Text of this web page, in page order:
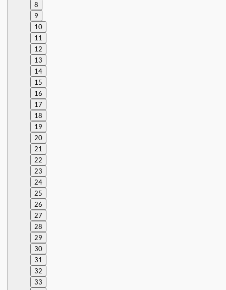
8
9
10
11
12
13
14
15
16
17
18
19
20
21
22
23
24
25
26
27
28
29
30
31
32
33